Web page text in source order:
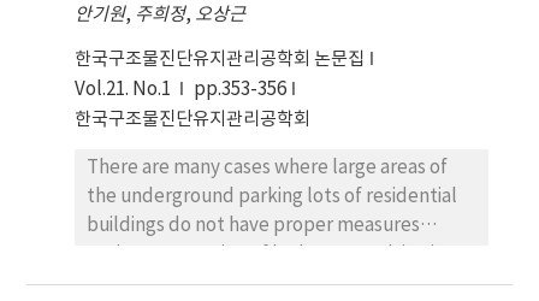
failures in construction. As a result, 12
different performance evaluation indexes
have been produced for the performance
evaluation method. Among the 12
selected with relatively low importance that
produced a low value of 60% importance
using AHP analysis method, and conclusively
criteria (wet surface adhesion, fatigue
안기원, 주희정, 오상근
한국구조물진단유지관리공학회 논문집
Vol.21. No.1
pp.353-356
한국구조물진단유지관리공학회
There are many cases where large areas of
the underground parking lots of residential
buildings do not have proper measures
condensation, growth of infectious